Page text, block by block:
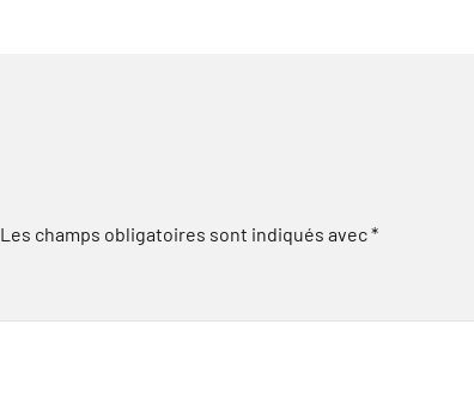
Les champs obligatoires sont indiqués avec*